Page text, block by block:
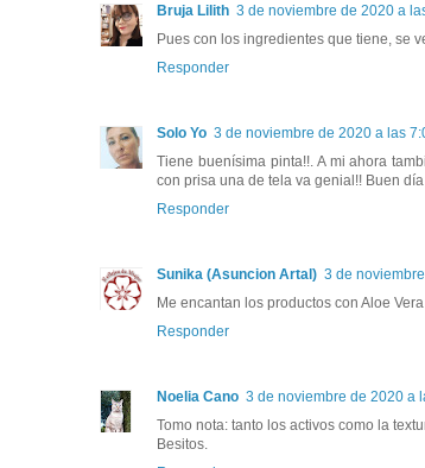
Bruja Lilith 3 de noviembre de 2020 a
Pues con los ingredientes que tiene, se
Responder
Solo Yo 3 de noviembre de 2020 a las
Tiene buenísima pinta!!. A mi ahora
con prisa una de tela va genial!! Buen día
Responder
Sunika (Asuncion Artal) 3 de
Me encantan los productos con Aloe
Responder
Noelia Cano 3 de noviembre de 2020 a
Tomo nota: tanto los activos como la
Besitos.